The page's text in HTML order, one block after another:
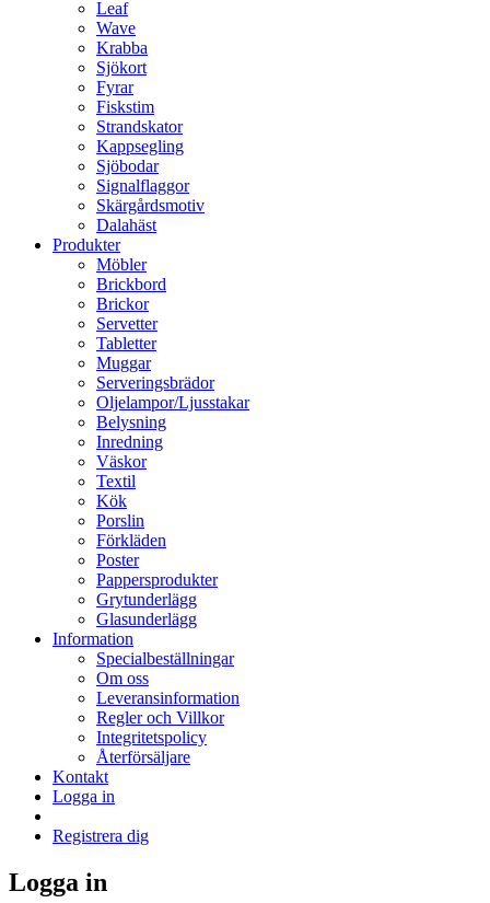
Leaf
Wave
Krabba
Sjökort
Fyrar
Fiskstim
Strandskator
Kappsegling
Sjöbodar
Signalflaggor
Skärgårdsmotiv
Dalahäst
Produkter
Möbler
Brickbord
Brickor
Servetter
Tabletter
Muggar
Serveringsbrädor
Oljelampor/Ljusstakar
Belysning
Inredning
Väskor
Textil
Kök
Porslin
Förkläden
Poster
Pappersprodukter
Grytunderlägg
Glasunderlägg
Information
Specialbeställningar
Om oss
Leveransinformation
Regler och Villkor
Integritetspolicy
Återförsäljare
Kontakt
Logga in
Registrera dig
Logga in